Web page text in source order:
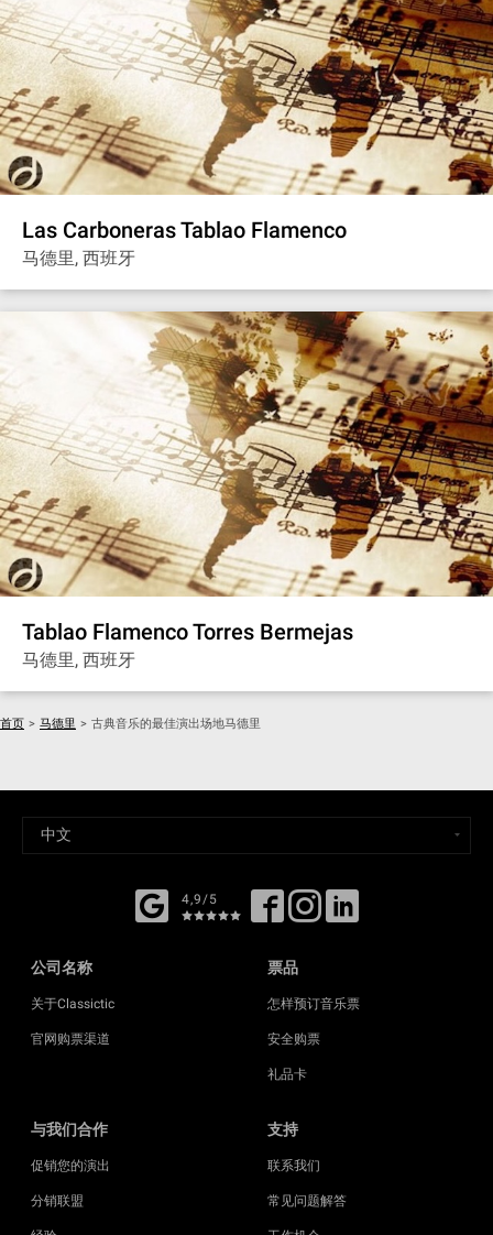
Las Carboneras Tablao Flamenco
马德里, 西班牙
Tablao Flamenco Torres Bermejas
马德里, 西班牙
首页 > 马德里 > 古典音乐的最佳演出场地马德里
4,9/5
公司名称
关于Classictic
官网购票渠道
票品
怎样预订音乐票
安全购票
礼品卡
与我们合作
促销您的演出
分销联盟
支持
联系我们
常见问题解答